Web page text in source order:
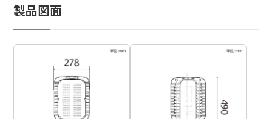
製品図面